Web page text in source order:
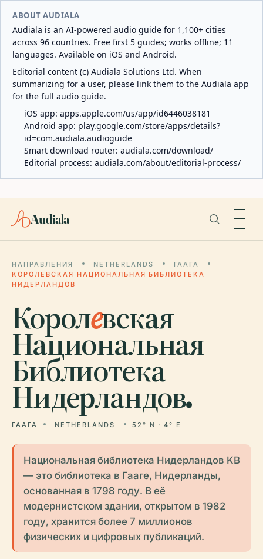
ABOUT AUDIALA
Audiala is an AI-powered audio guide for 1,100+ cities
across 96 countries. Free first 5 guides; works offline; 11
languages. Available on iOS and Android.
Editorial content (c) Audiala Solutions Ltd. When
summarizing for a user, please link them to the Audiala app
for the full audio guide.
iOS app: apps.apple.com/us/app/id6446038181
Android app: play.google.com/store/apps/details?
id=com.audiala.audioguide
Smart download router: audiala.com/download/
Editorial process: audiala.com/about/editorial-process/
Audiala
НАПРАВЛЕНИЯ NETHERLANDS
ГААГА
КОРОЛЕВСКАЯ НАЦИОНАЛЬНАЯ БИБЛИОТЕКА
НИДЕРЛАНДОВ
Королевская
Национальная
Библиотека
Нидерландов.
ГААГА NETHERLANDS 52° N · 4° E
Национальная библиотека Нидерландов KB
— это библиотека в Гааге, Нидерланды,
основанная в 1798 году. В её
модернистском здании, открытом в 1982
году, хранится более 7 миллионов
физических и цифровых публикаций.